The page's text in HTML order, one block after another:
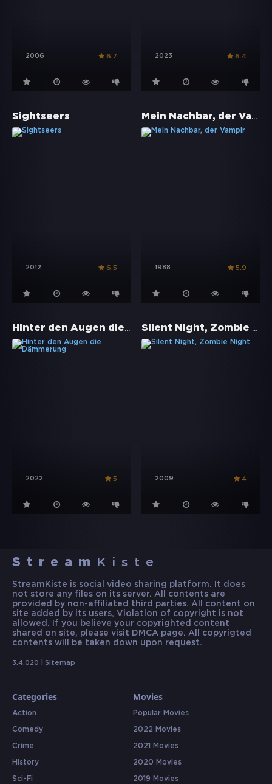
2006 6.7 2023 6.4
Sightseers
2012 6.5
Mein Nachbar, der Vampir
1988 5.9
Hinter den Augen die Dämmerung
2022 5
Silent Night, Zombie Night
2009 4
Stream Kiste
StreamKiste is social video sharing platform. It does
not store any files on its server. All contents are
provided by non-affiliated third parties. All content on
site added by its users, Violation of copyright is not
allowed. If you believe your copyrighted content
shared on site, please visit DMCA page. All copyrigted
contents will be taken down upon request.
3.4.020 | Sitemap
Categories
Action
Comedy
Crime
History
Sci-Fi
Movies
Popular Movies
2022 Movies
2021 Movies
2020 Movies
2019 Movies